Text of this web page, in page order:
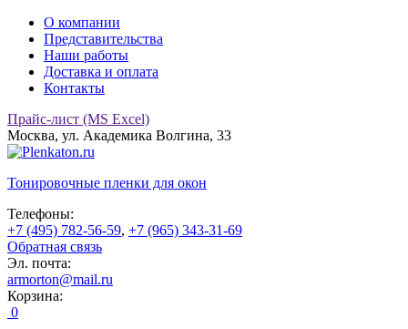
О компании
Представительства
Наши работы
Доставка и оплата
Контакты
Прайс-лист (MS Excel)
Москва, ул. Академика Волгина, 33
Тонировочные пленки для окон
Телефоны:
+7 (495) 782-56-59, +7 (965) 343-31-69
Обратная связь
Эл. почта:
armorton@mail.ru
Корзина:
0